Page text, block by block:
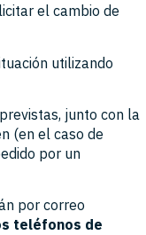
el cambio de
utilizando
junto con la
(en el caso de
por un
por correo
teléfonos de